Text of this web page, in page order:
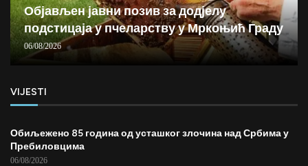
Објављен јавни позив за додјелу
подстицаја у пчеларству у Мркоњић Граду
06/08/2026
VIJESTI
Обиљежено 85 година од усташког злочина над Србима у
Пребиловцима
06/08/2026